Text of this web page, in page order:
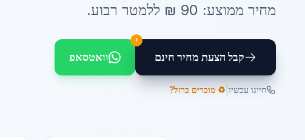
מחיר ממוצע: 90 ₪ ללמטר רבוע.
קבל הצעת מחיר חינם
!
וואטסאפ
חייגו עכשיו ♻️ מוכרים ברזל?